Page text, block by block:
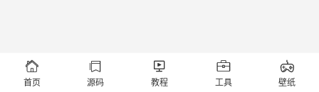

首页

源码

教程

工具

壁纸